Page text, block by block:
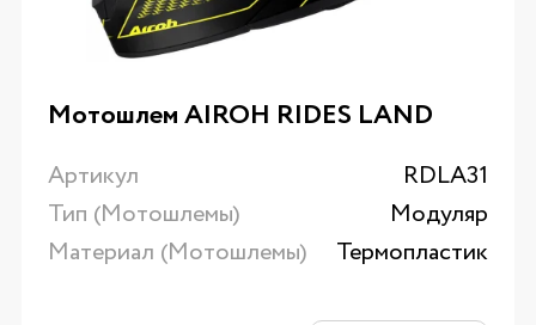
Мотошлем AIROH RIDES LAND
Артикул
RDLA31
Тип (Мотошлемы)
Модуляр
Материал (Мотошлемы)
Термопластик